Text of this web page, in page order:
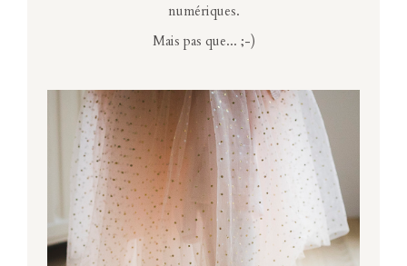
numériques.
Mais pas que... ;-)